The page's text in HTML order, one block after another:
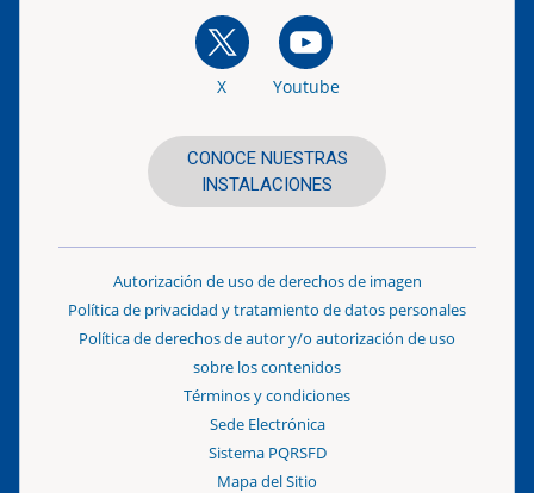
X Youtube
CONOCE NUESTRAS
INSTALACIONES
Autorización de uso de derechos de imagen
Política de privacidad y tratamiento de datos personales
Política de derechos de autor y/o autorización de uso
sobre los contenidos
Términos y condiciones
Sede Electrónica
Sistema PQRSFD
Mapa del Sitio